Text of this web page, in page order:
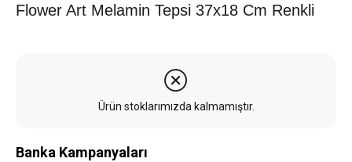
Flower Art Melamin Tepsi 37x18 Cm Renkli
Ürün stoklarımızda kalmamıştır.
Banka Kampanyaları